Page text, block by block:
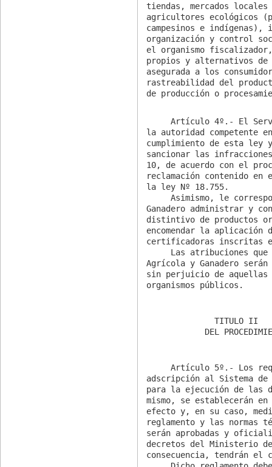
tiendas, mercados
agricultores ecológicos
campesinos e indígenas),
organización y control
el organismo
propios y alternativos
asegurada a los
rastreabilidad del
de producción o
     Artículo 4º.- El Servicio Agrícola y Ganadero será
la autoridad competente
cumplimiento de esta ley
sancionar las
10, de acuerdo con el
reclamación contenido
la ley Nº 18.755.
     Asimismo, le corresponderá al Servicio Agrícola y
Ganadero administrar y
distintivo de productos
encomendar la aplicación
certificadoras inscritas
Agrícola y Ganadero
sin perjuicio de aquellas
organismos públicos.
              TITULO II
     Artículo 5º.- Los requisitos y protocolos para la
adscripción al Sistema
para la ejecución de las
mismo, se establecerán
efecto y, en su caso,
reglamento y las normas
serán aprobadas y
decretos del Ministerio
consecuencia, tendrán